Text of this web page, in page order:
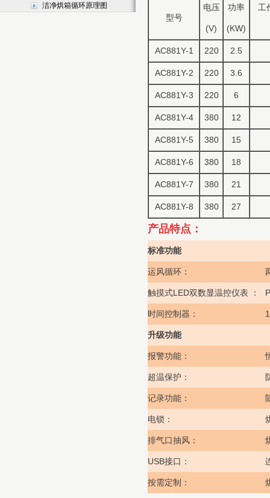
洁净烘箱循环原理图
型号
电压
(V)
功率
(KW)
工
AC881Y-1 220 2.5
AC881Y-2 220 3.6
AC881Y-3 220 6
AC881Y-4 380 12
AC881Y-5 380 15
AC881Y-6 380 18
AC881Y-7 380 21
AC881Y-8 380 27
产品特点：
标准功能
运风循环：
触摸式LED双数显温控仪表 ：
时间控制器：
升级功能
报警功能：
超温保护：
记录功能：
电锁：
排气口抽风：
USB接口：
按需定制：